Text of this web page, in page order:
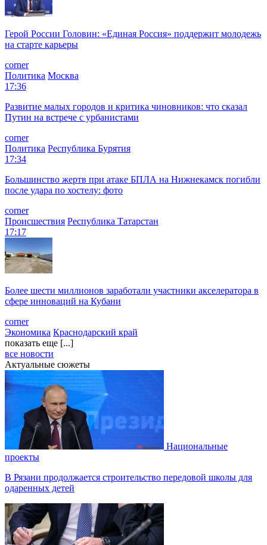
Герой России Головин: «Единая Россия» поддержит молодежь
на старте карьеры
corner
Политика Москва
17:36
Развитие малых городов и критика чиновников: что сказал
Путин на встрече с урбанистами
corner
Политика Республика Бурятия
17:34
Большинство жертв при атаке БПЛА на Нижнекамск погибли
после удара по хостелу: фото
corner
Происшествия Республика Татарстан
17:17
Более шести миллионов заработали участники акселератора в
сфере инноваций на Кубани
corner
Экономика Краснодарский край
показать еще [...]
все новости
Актуальные сюжеты
Национальные
проекты
В Рязани продолжается строительство передовой школы для
одаренных детей